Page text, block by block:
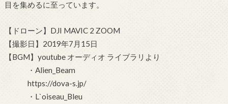
目を集めるに至っています。
【ドローン】DJI MAVIC 2 ZOOM
【撮影日】2019年7月15日
【BGM】youtube オーディオ ライブラリより
・Alien_Beam
https://dova-s.jp/
・L`oiseau_Bleu